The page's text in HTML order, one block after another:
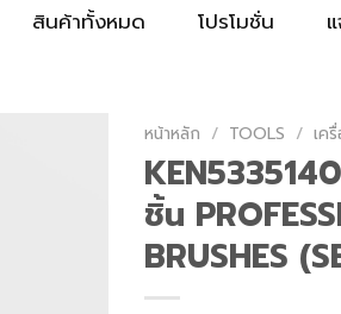
สินค้าทั้งหมด โปรโมชั่น
หน้าหลัก / TOOLS / เค
ชิ้น
BRUSHES